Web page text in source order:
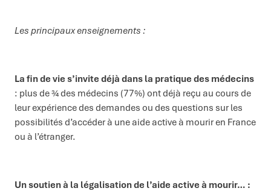
Les principaux enseignements :
La fin de vie s’invite déjà dans la pratique des médecins
: plus de ¾ des médecins (77%) ont déjà reçu au cours de
leur expérience des demandes ou des questions sur les
possibilités d’accéder à une aide active à mourir en France
ou à l’étranger.
Un soutien à la légalisation de l’aide active à mourir… :